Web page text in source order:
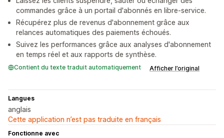
commandes grâce à un portail d'abonnés en libre-service.
Récupérez plus de revenus d'abonnement grâce aux
relances automatiques des paiements échoués.
Suivez les performances grâce aux analyses d'abonnement
en temps réel et aux rapports de synthèse.
Contient du texte traduit automatiquement Afficher l’original
Langues
anglais
Cette application n’est pas traduite en français
Fonctionne avec